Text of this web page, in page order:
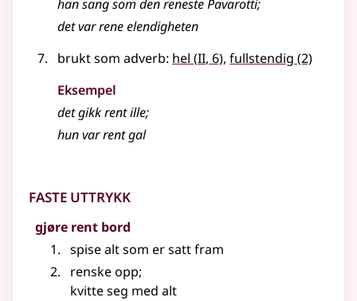
han sang som denrenestePavarotti;
det varreneelendigheten
brukt som adverb: hel (2
II, 6), fullstendig (2)
Eksempel
det gikkrentille;
hun varrentgal
Faste uttrykk
gjøre rent bord
spise alt som er satt fram
renske opp;
kvitte seg med alt